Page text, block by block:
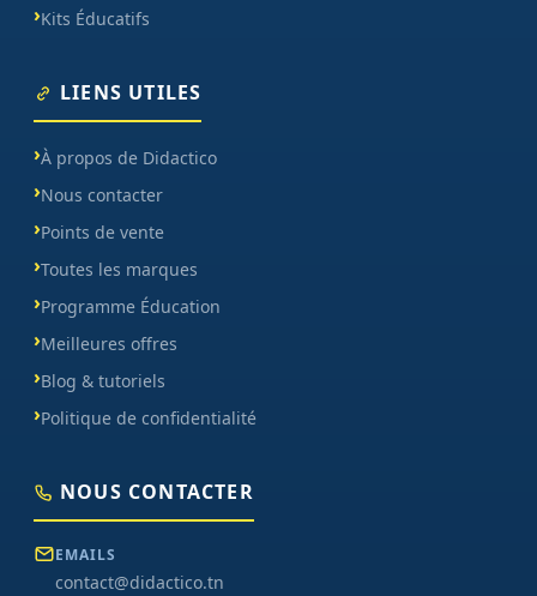
Kits Éducatifs
LIENS UTILES
À propos de Didactico
Nous contacter
Points de vente
Toutes les marques
Programme Éducation
Meilleures offres
Blog & tutoriels
Politique de confidentialité
NOUS CONTACTER
EMAILS
contact@didactico.tn